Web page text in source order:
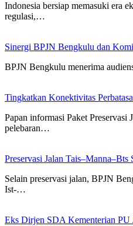
Indonesia bersiap memasuki era
regulasi,…
Sinergi BPJN Bengkulu dan
BPJN Bengkulu menerima
Tingkatkan Konektivitas
Papan informasi Paket
pelebaran…
Preservasi Jalan
Selain preservasi jalan, BPJN
Ist-…
Eks Dirjen SDA Kementerian